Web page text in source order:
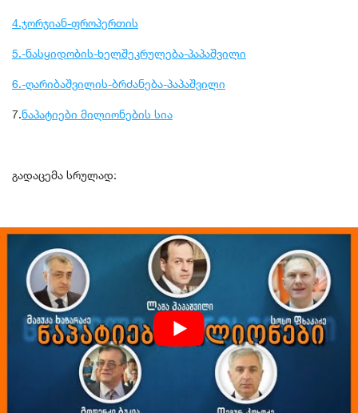
4.ჯორჯიან-ფროპერთის
5.-ნასყიდობის-ხელშეკრულება-პაპაშვილი
6.-ღარიბაშვილის-ბრძანება-პაპაშვილი
7.ნაპატიები მილიონების სია
გადაცემა სრულად: